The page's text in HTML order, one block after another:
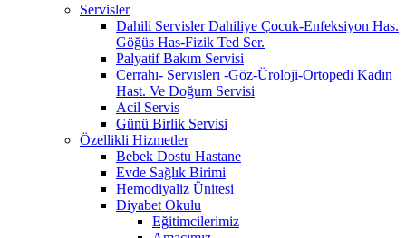
Servisler
Dahili Servisler Dahiliye Çocuk-Enfeksiyon Has.
Göğüs Has-Fizik Ted Ser.
Palyatif Bakım Servisi
Cerrahı- Servıslerı -Göz-Üroloji-Ortopedi Kadın
Hast. Ve Doğum Servisi
Acil Servis
Günü Birlik Servisi
Özellikli Hizmetler
Bebek Dostu Hastane
Evde Sağlık Birimi
Hemodiyaliz Ünitesi
Diyabet Okulu
Eğitimcilerimiz